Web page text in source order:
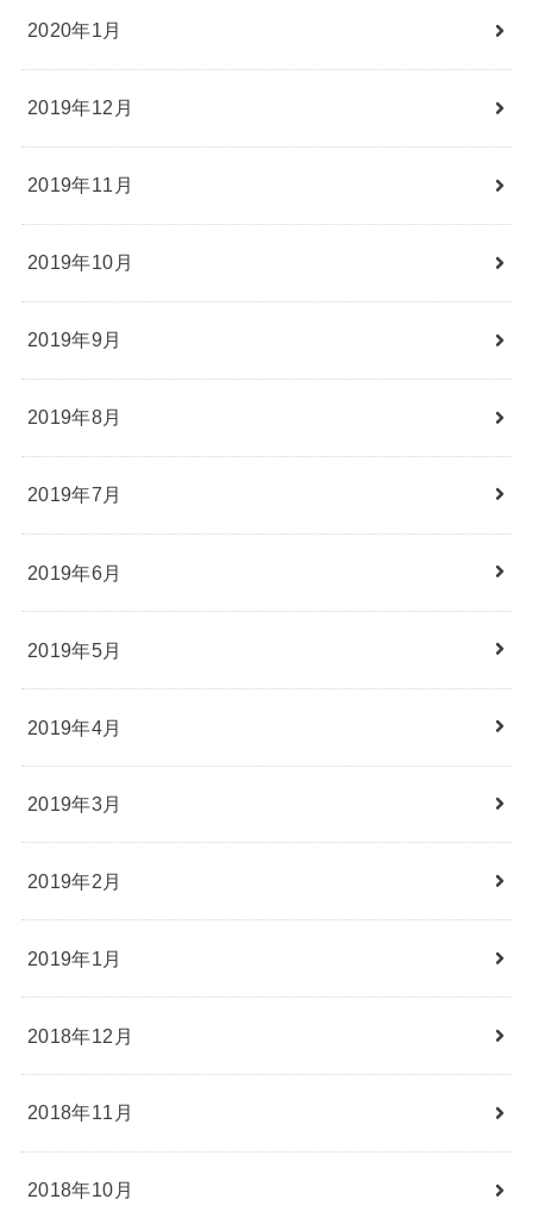
2020年1月
2019年12月
2019年11月
2019年10月
2019年9月
2019年8月
2019年7月
2019年6月
2019年5月
2019年4月
2019年3月
2019年2月
2019年1月
2018年12月
2018年11月
2018年10月